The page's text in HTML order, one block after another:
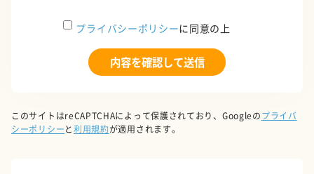
プライバシーポリシーに同意の上
このサイトはreCAPTCHAによって保護されており、Googleのプライバ
シーポリシーと利用規約が適用されます。